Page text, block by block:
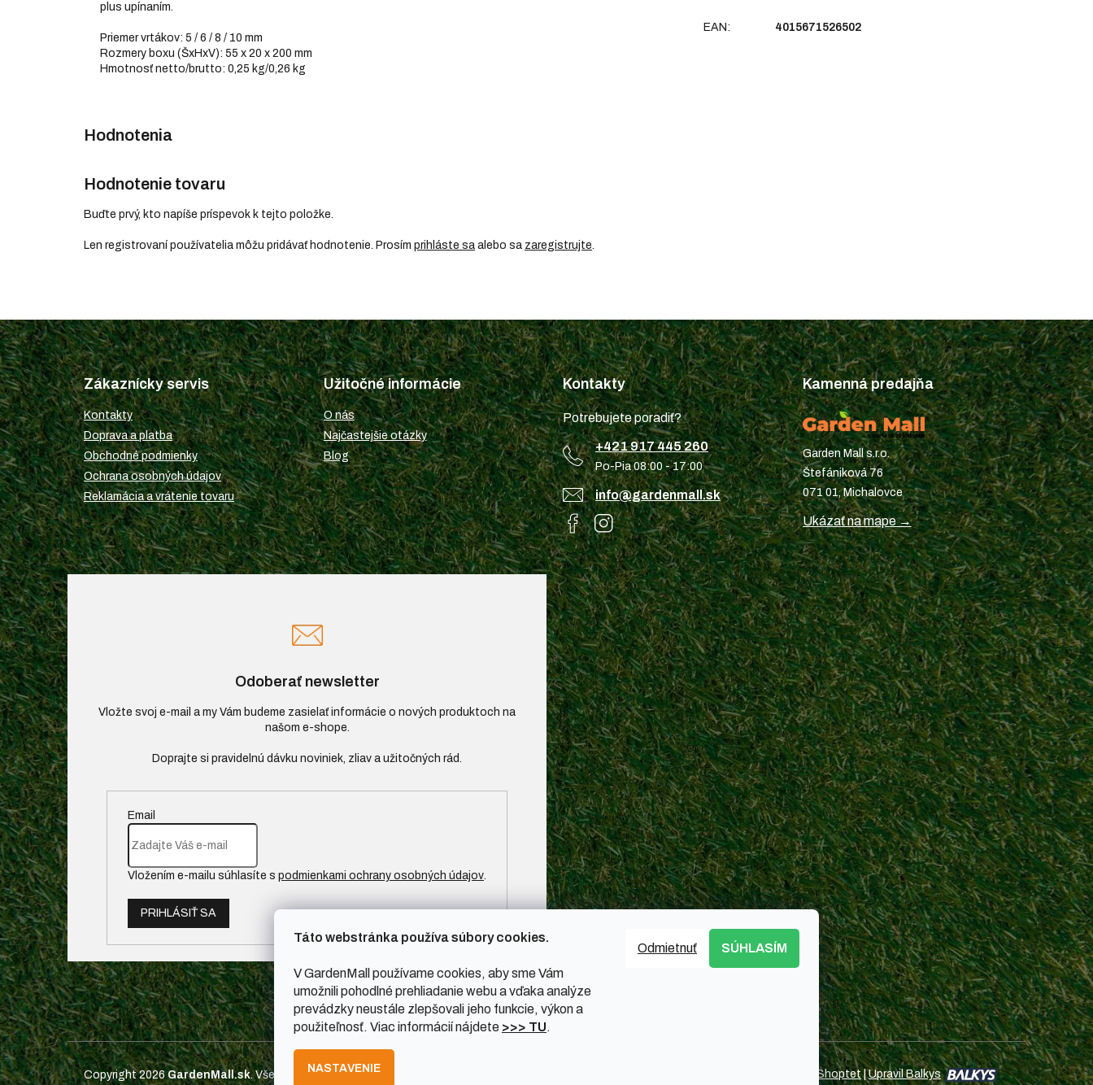
Táto webstránka používa súbory cookies.
V GardenMall používame cookies, aby sme Vám
umožnili pohodlné prehliadanie webu a vďaka analýze
prevádzky neustále zlepšovali jeho funkcie, výkon a
použiteľnosť. Viac informácií nájdete >>> TU.
NASTAVENIE
Odmietnuť SÚHLASÍM
plus upínaním.
Priemer vrtákov: 5 / 6 / 8 / 10 mm
Rozmery boxu (ŠxHxV): 55 x 20 x 200 mm
Hmotnosť netto/brutto: 0,25 kg/0,26 kg
EAN : 4015671526502
Hodnotenie tovaru
Buďte prvý, kto napíše príspevok k tejto položke.
Len registrovaní používatelia môžu pridávať hodnotenie. Prosím prihláste sa alebo sa zaregistrujte
Z
á
p
ä
t
i
e
Zákaznícky servis
Kontakty
Doprava a platba
Obchodné podmienky
Ochrana osobných údajov
Reklamácia a vrátenie tovaru
Užitočné informácie
O nás
Najčastejšie otázky
Blog
Kontakty
Potrebujete poradiť?
+421 917 445 260
Po-Pia 08:00 - 17:00
info@gardenmall.sk
Kamenná predajňa
Garden Mall s.r.o.
Štefániková 76
071 01, Michalovce
Ukázať na mape →
Odoberať newsletter
Vložte svoj e-mail a my Vám budeme zasielať informácie o nových produktoch na
našom e-shope.
Email
Vložením e-mailu súhlasíte s podmienkami ochrany osobných údajov
PRIHLÁSIŤ SA
Vytvoril Shoptet | Upravil Balkys
Copyright 2026GardenMall.sk. Všetky práva vyhradené.